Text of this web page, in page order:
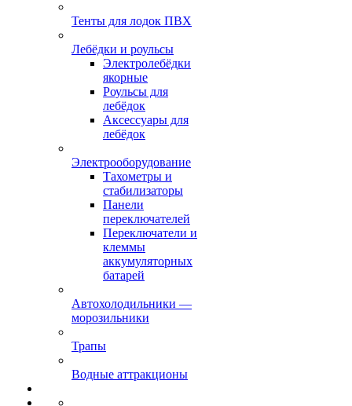
Тенты для лодок ПВХ
Лебёдки и роульсы
Электролебёдки
якорные
Роульсы для
лебёдок
Аксессуары для
лебёдок
Электрооборудование
Тахометры и
стабилизаторы
Панели
переключателей
Переключатели и
клеммы
аккумуляторных
батарей
Автохолодильники —
морозильники
Трапы
Водные аттракционы